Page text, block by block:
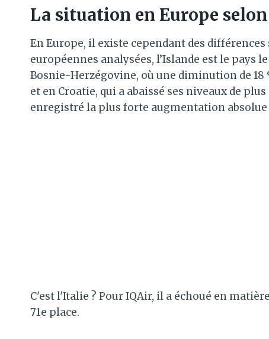
La situation en Europe
En Europe, il existe cependant des
européennes analysées, l’Islande est le pays
Bosnie-Herzégovine, où une diminution de 18
et en Croatie, qui a abaissé ses niveaux de
enregistré la plus forte augmentation absolue
C'est l'Italie ? Pour IQAir, il a échoué en
71e place.